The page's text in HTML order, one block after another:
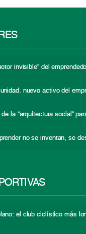
invisible” del
nuevo activo del
la “arquitectura social”
no se inventan, se
el club ciclístico más